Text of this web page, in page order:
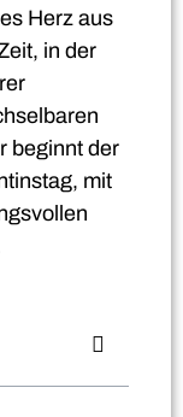
Herz aus
in der
beginnt der
mit